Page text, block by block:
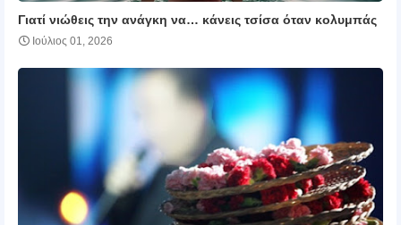
Γιατί νιώθεις την ανάγκη να… κάνεις τσίσα όταν κολυμπάς
Ιούλιος 01, 2026